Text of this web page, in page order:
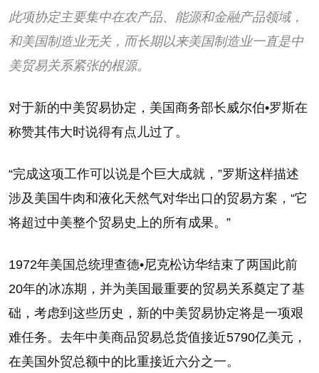
此项协定主要集中在农产品、能源和金融产品领域，
和美国制造业无关，而长期以来美国制造业一直是中
美贸易关系紧张的根源。
对于新的中美贸易协定，美国商务部长威尔伯•罗斯在
称赞其伟大时说得有点儿过了。
“完成这项工作可以说是个巨大成就，”罗斯这样描述
涉及美国牛肉和液化天然气对华出口的贸易方案，“它
将超过中美整个贸易史上的所有成果。”
1972年美国总统理查德•尼克松访华结束了两国此前
20年的冰冻期，并为美国最重要的贸易关系奠定了基
础，考虑到这些历史，新的中美贸易协定将是一项艰
难任务。去年中美商品贸易总货值接近5790亿美元，
在美国外贸总额中的比重接近六分之一。